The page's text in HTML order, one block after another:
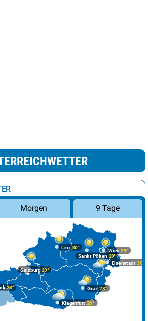
Morgen 9 Tage
Graz28°
28°
Klagenfurt 26°
Linz30°
Salzburg29°
Wien 29°
Eisenstadt 30°
Sankt Pölten 29°